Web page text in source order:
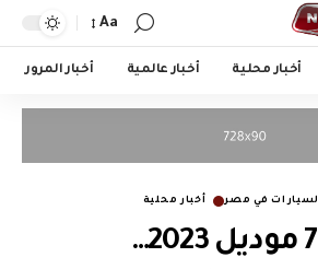
Aa
أخبار محلية أخبار عالمية أخبار المرور
السيارات في مصر أخبار محلية
شيري تيجو 7 موديل 2023…